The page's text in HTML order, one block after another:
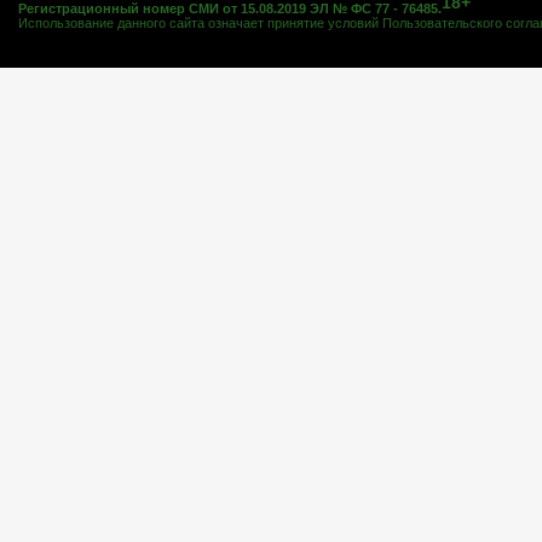
Регистрационный номер СМИ от 15.08.2019 ЭЛ № ФС 77 - 76485.
Использование данного сайта означает принятие условий Пользовательского